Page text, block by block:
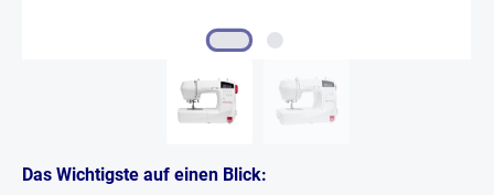
Das Wichtigste auf einen Blick: